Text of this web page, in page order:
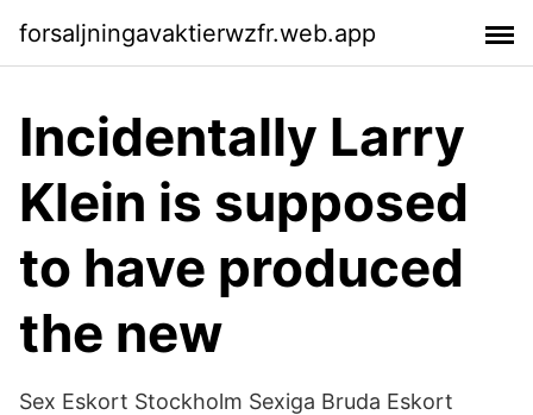
forsaljningavaktierwzfr.web.app
Incidentally Larry
Klein is supposed
to have produced
the new
Sex Eskort Stockholm Sexiga Bruda Eskort